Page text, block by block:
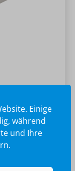
Einige
während
und Ihre